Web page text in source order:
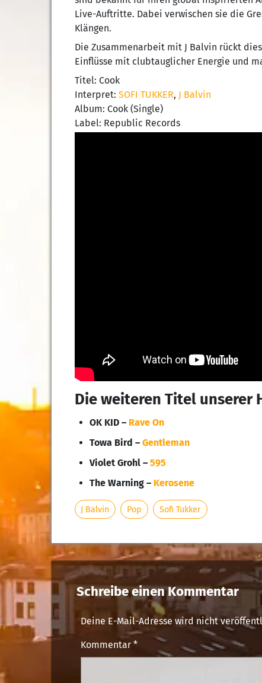
Live-Auftritte. Dabei verwischen sie die
Klängen.
Die Zusammenarbeit mit J Balvin rückt
Einflüsse mit clubtauglicher Energie und
Titel: Cook
Interpret: SOFI TUKKER, J Balvin
Album: Cook (Single)
Label: Republic Records
Die weiteren Titel unserer
OK KID – Rave On
Towa Bird – Gentleman
Violet Grohl – 595
The Warning – Kerosene
J Balvin Pop Sofi Tukker
Schreibe einen Kommentar
Deine E-Mail-Adresse wird nicht
Kommentar *